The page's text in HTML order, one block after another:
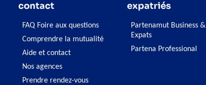
contact
FAQ Foire aux questions
Comprendre la mutualité
Aide et contact
Nos agences
Prendre rendez-vous
expatriés
Partenamut Business &
Expats
Partena Professional